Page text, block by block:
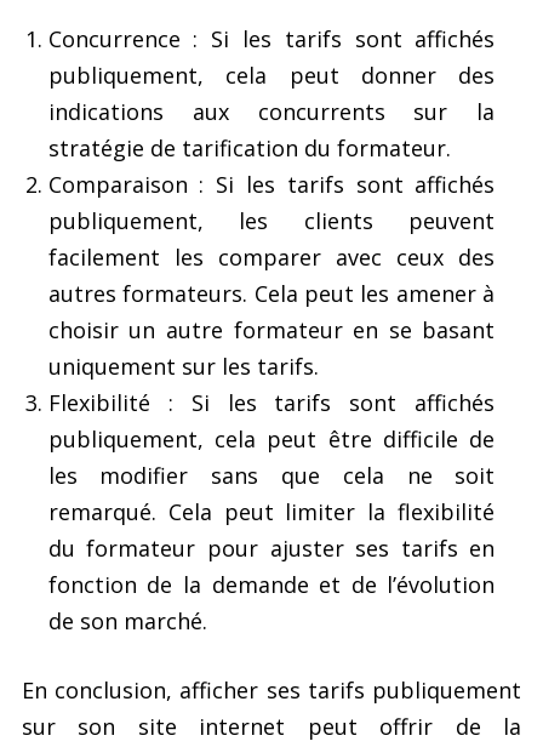
Concurrence : Si les tarifs sont affichés
publiquement, cela peut donner des
indications aux concurrents sur la
stratégie de tarification du formateur.
Comparaison : Si les tarifs sont affichés
publiquement, les clients peuvent
facilement les comparer avec ceux des
autres formateurs. Cela peut les amener à
choisir un autre formateur en se basant
uniquement sur les tarifs.
Flexibilité : Si les tarifs sont affichés
publiquement, cela peut être difficile de
les modifier sans que cela ne soit
remarqué. Cela peut limiter la flexibilité
du formateur pour ajuster ses tarifs en
fonction de la demande et de l’évolution
de son marché.
En conclusion, afficher ses tarifs publiquement
sur son site internet peut offrir de la